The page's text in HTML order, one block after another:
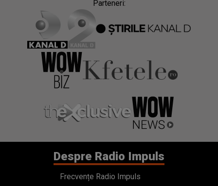
Parteneri:
Despre Radio Impuls
Frecvențe Radio Impuls